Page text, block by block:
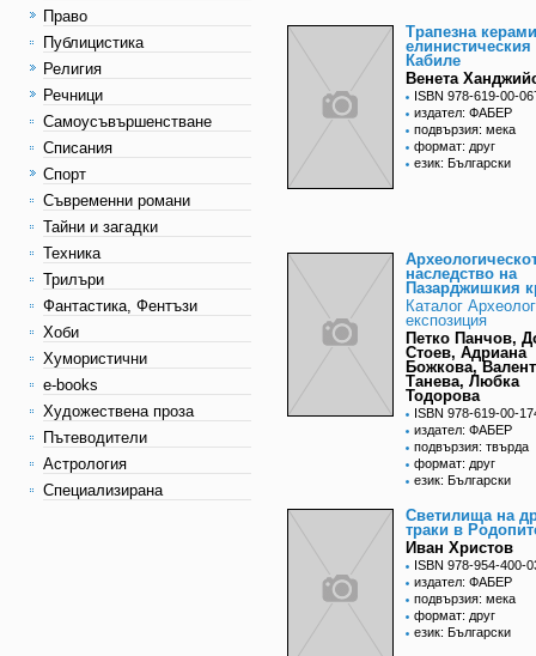
Право
Публицистика
Религия
Речници
Самоусъвършенстване
Списания
Спорт
Съвременни романи
Тайни и загадки
Техника
Трилъри
Фантастика, Фентъзи
Хоби
Хумористични
e-books
Художествена проза
Пътеводители
Астрология
Специализирана
Трапезна
елинистическия
Кабиле
Венета
ISBN 978-619-00-
издател: ФАБЕР
подвързия: мека
формат: друг
език: Български
наследство на
Пазарджишкия
Каталог
експозиция
Петко Панчов,
Стоев, Адриана
Божкова,
Танева, Любка
Тодорова
ISBN 978-619-00-
издател: ФАБЕР
подвързия: твърда
формат: друг
език: Български
Светилища на
траки в
Иван Христов
ISBN 978-954-400-
издател: ФАБЕР
подвързия: мека
формат: друг
език: Български